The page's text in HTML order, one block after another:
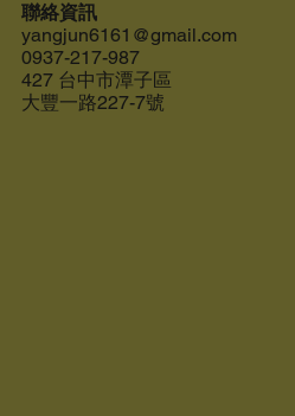
聯絡資訊
yangjun6161@gmail.com
0937-217-987
427 台中市潭子區
大豐一路227-7號